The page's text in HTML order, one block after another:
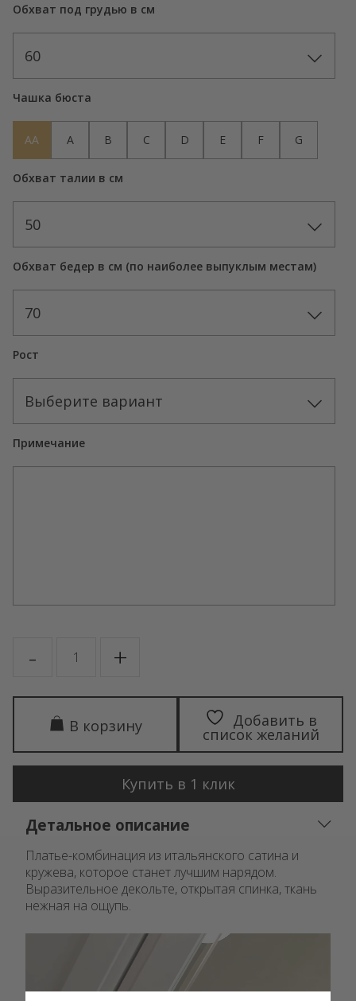
Обхват под грудью в см
60
Чашка бюста
AA A B C D E F G
Обхват талии в см
50
Обхват бедер в см (по наиболее выпуклым местам)
70
Рост
Выберите вариант
Примечание
- товара
Kylie +
В корзину Добавить в
список желаний
Купить в 1 клик
Детальное описание
Платье-комбинация из итальянского сатина и
кружева, которое станет лучшим нарядом.
Выразительное декольте, открытая спинка, ткань
нежная на ощупь.